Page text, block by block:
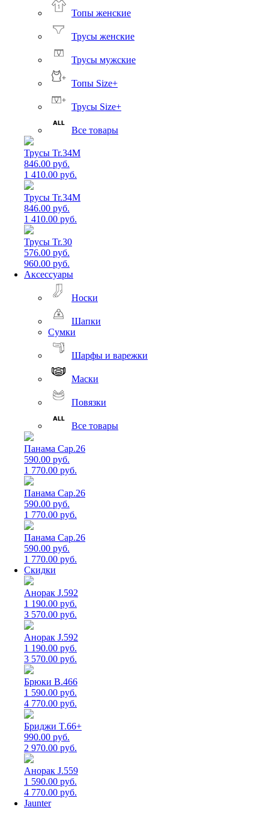
Топы женские
Трусы женские
Трусы мужские
Топы Size+
Трусы Size+
Все товары
Трусы Tr.34M
846.00 руб.
1 410.00 руб.
Трусы Tr.34M
846.00 руб.
1 410.00 руб.
Трусы Tr.30
576.00 руб.
960.00 руб.
Аксессуары
Носки
Шапки
Сумки
Шарфы и варежки
Маски
Повязки
Все товары
Панама Cap.26
590.00 руб.
1 770.00 руб.
Панама Cap.26
590.00 руб.
1 770.00 руб.
Панама Cap.26
590.00 руб.
1 770.00 руб.
Скидки
Анорак J.592
1 190.00 руб.
3 570.00 руб.
Анорак J.592
1 190.00 руб.
3 570.00 руб.
Брюки B.466
1 590.00 руб.
4 770.00 руб.
Бриджи T.66+
990.00 руб.
2 970.00 руб.
Анорак J.559
1 590.00 руб.
4 770.00 руб.
Jaunter